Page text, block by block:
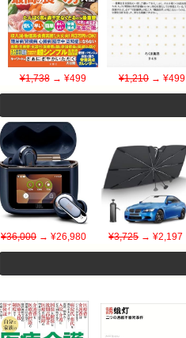
¥1,738→ ¥499 ¥1,210 → ¥499
¥36,000 → ¥26,980 ¥3,725→ ¥2,197